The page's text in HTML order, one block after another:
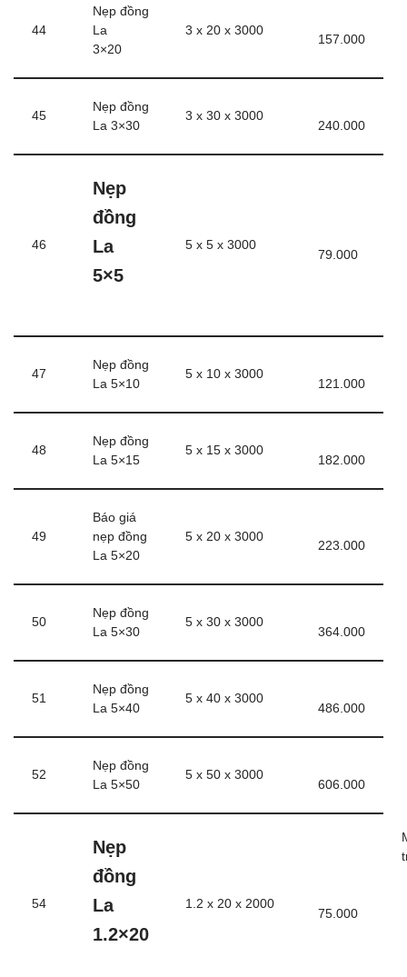
44
Nẹp đồng
La
3×20
3 x 20 x 3000
157.000
45
Nẹp đồng
La 3×30
3 x 30 x 3000
240.000
46
Nẹp
đồng
La
5×5
5 x 5 x 3000
79.000
47
Nẹp đồng
La 5×10
5 x 10 x 3000
121.000
48
Nẹp đồng
La 5×15
5 x 15 x 3000
182.000
49
Báo giá
nẹp đồng
La 5×20
5 x 20 x 3000
223.000
50
Nẹp đồng
La 5×30
5 x 30 x 3000
364.000
51
Nẹp đồng
La 5×40
5 x 40 x 3000
486.000
52
Nẹp đồng
La 5×50
5 x 50 x 3000
606.000
54
Nẹp
đồng
La
1.2×20
1.2 x 20 x 2000
75.000